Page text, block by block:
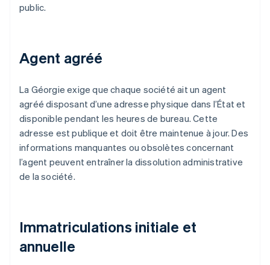
public.
Agent agréé
La Géorgie exige que chaque société ait un agent
agréé disposant d’une adresse physique dans l’État et
disponible pendant les heures de bureau. Cette
adresse est publique et doit être maintenue à jour. Des
informations manquantes ou obsolètes concernant
l’agent peuvent entraîner la dissolution administrative
de la société.
Immatriculations initiale et
annuelle